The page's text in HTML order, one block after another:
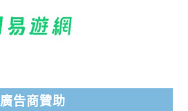
廣告商贊助